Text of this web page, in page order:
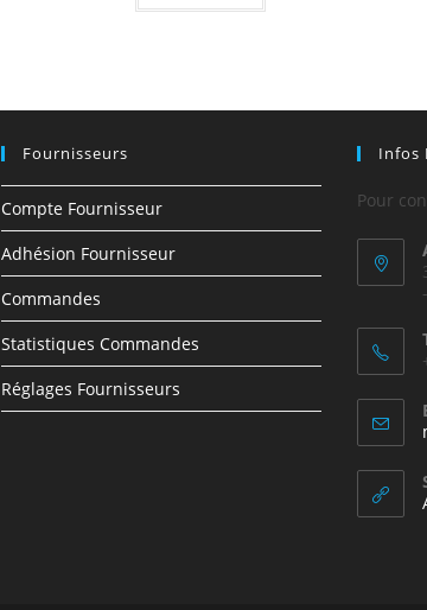
Fournisseurs
Compte Fournisseur
Adhésion Fournisseur
Commandes
Statistiques Commandes
Réglages Fournisseurs
Infos
Pour